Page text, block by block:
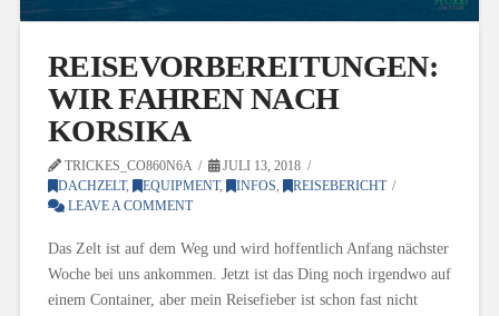
REISEVORBEREITUNGEN:
WIR FAHREN NACH
KORSIKA
TRICKES_CO860N6A
JULI 13, 2018
DACHZELT, EQUIPMENT, INFOS,
REISEBERICHT
LEAVE A COMMENT
Das Zelt ist auf dem Weg und wird hoffentlich Anfang nächster
Woche bei uns ankommen. Jetzt ist das Ding noch irgendwo auf
einem Container, aber mein Reisefieber ist schon fast nicht